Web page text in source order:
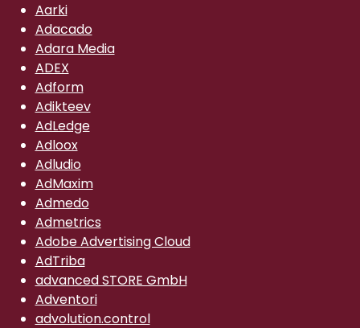
Aarki
Adacado
Adara Media
ADEX
Adform
Adikteev
AdLedge
Adloox
Adludio
AdMaxim
Admedo
Admetrics
Adobe Advertising Cloud
AdTriba
advanced STORE GmbH
Adventori
advolution.control